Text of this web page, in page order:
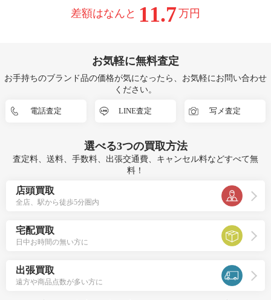
差額はなんと 11.7万円
お気軽に無料査定
お手持ちのブランド品の価格が気になったら、お気軽にお問い合わせ
ください。
電話査定 LINE査定 写メ査定
選べる3つの買取方法
査定料、送料、手数料、出張交通費、キャンセル料などすべて無
料！
店頭買取
全店、駅から徒歩5分圏内
宅配買取
日中お時間の無い方に
出張買取
遠方や商品点数が多い方に